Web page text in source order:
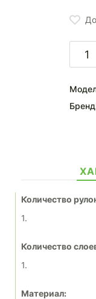
Количество
1.
Количество
1.
Материал: